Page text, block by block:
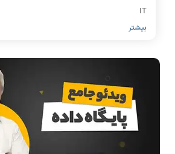
IT
شبکه های کامپیوتری
ریاضیات گسسته
مدار منطقی
ساختمان داده
طراحی الگوریتم
بیشتر